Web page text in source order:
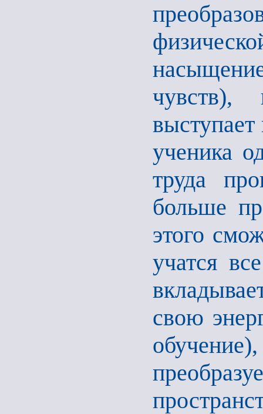
выступает
ученика
труда
больше
этого
учатся
свою